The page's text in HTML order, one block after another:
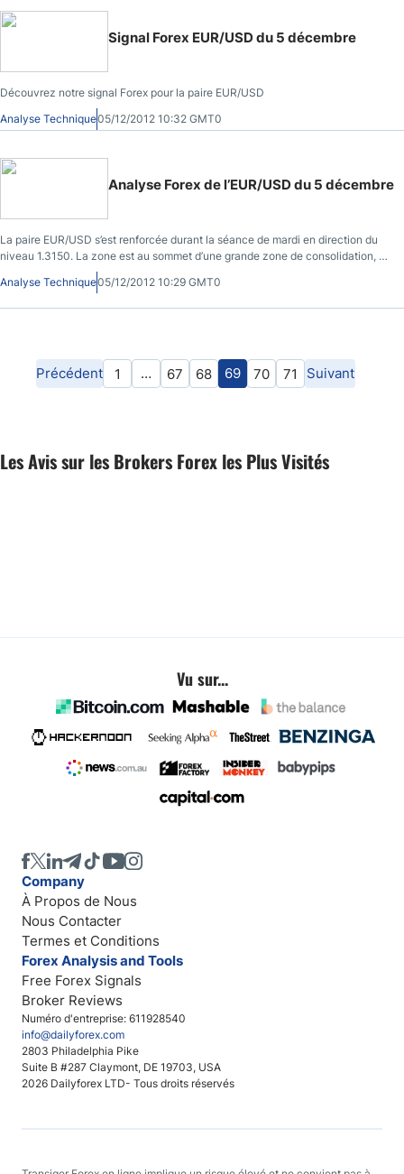
Signal Forex EUR/USD du 5 décembre
Découvrez notre signal Forex pour la paire EUR/USD
Analyse Technique05/12/2012 10:32 GMT0
Analyse Forex de l’EUR/USD du 5 décembre
La paire EUR/USD s’est renforcée durant la séance de mardi en direction du
niveau 1.3150. La zone est au sommet d’une grande zone de consolidation, et
je pense qu’il pourrait y avoir de la résistance prochainement
Analyse Technique05/12/2012 10:29 GMT0
Précédent 1 … 67 68 69 70 71 Suivant
Les Avis sur les Brokers Forex les Plus Visités
Vu sur...
Numéro d'entreprise: 611928540
info@dailyforex.com
2803 Philadelphia Pike
Suite B #287 Claymont, DE 19703, USA
2026 Dailyforex LTD- Tous droits réservés
Company
À Propos de Nous
Nous Contacter
Termes et Conditions
Forex Analysis and Tools
Free Forex Signals
Broker Reviews